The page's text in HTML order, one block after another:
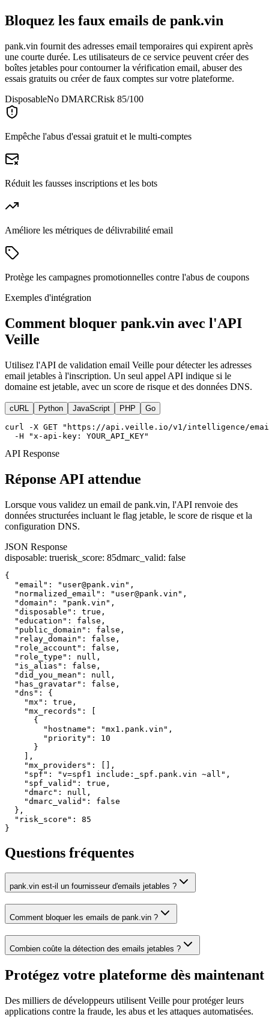
Bloquez les faux emails de pank.vin
pank.vin fournit des adresses email temporaires qui expirent après
une courte durée. Les utilisateurs de ce service peuvent créer des
boîtes jetables pour contourner la vérification email, abuser des
essais gratuits ou créer de faux comptes sur votre plateforme.
DisposableNo DMARCRisk 85/100
Empêche l'abus d'essai gratuit et le multi-comptes
Réduit les fausses inscriptions et les bots
Améliore les métriques de délivrabilité email
Protège les campagnes promotionnelles contre l'abus de coupons
Exemples d'intégration
Comment bloquer pank.vin avec l'API
Veille
Utilisez l'API de validation email Veille pour détecter les adresses
email jetables à l'inscription. Un seul appel API indique si le
domaine est jetable, avec un score de risque et des données DNS.
cURL Python JavaScript PHP Go
curl -X GET "https://api.veille.io/v1/intelligence/
  -H "x-api-key: YOUR_API_KEY"
API Response
Réponse API attendue
Lorsque vous validez un email de pank.vin, l'API renvoie des
données structurées incluant le flag jetable, le score de risque et la
configuration DNS.
JSON Response
disposable: truerisk_score: 85dmarc_valid: false
{
  "email": "user@pank.vin",
  "normalized_email": "user@pank.vin",
  "domain": "pank.vin",
  "disposable": true,
  "education": false,
  "public_domain": false,
  "relay_domain": false,
  "role_account": false,
  "role_type": null,
  "is_alias": false,
  "did_you_mean": null,
  "has_gravatar": false,
  "dns": {
    "mx": true,
    "mx_records": [
      {
        "hostname": "mx1.pank.vin",
        "priority": 10
      }
    ],
    "mx_providers": [],
    "spf": "v=spf1 include:_spf.pank.vin ~all",
    "spf_valid": true,
    "dmarc": null,
    "dmarc_valid": false
  },
  "risk_score": 85
}
Questions fréquentes
pank.vin est-il un fournisseur d'emails jetables ?
Comment bloquer les emails de pank.vin ?
Combien coûte la détection des emails jetables ?
Protégez votre plateforme dès maintenant
Des milliers de développeurs utilisent Veille pour protéger leurs
applications contre la fraude, les abus et les attaques automatisées.